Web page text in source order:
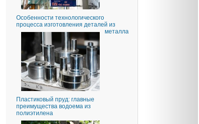
Особенности технологического
процесса изготовления деталей из
металла
Пластиковый пруд: главные
преимущества водоема из
полиэтилена